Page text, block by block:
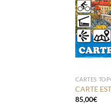
CARTES
CARTE
85,00€